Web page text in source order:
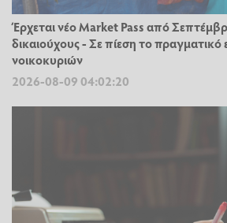
Έρχεται νέο Market Pass από
δικαιούχους - Σε πίεση το
νοικοκυριών
2026-08-09 04:02:20